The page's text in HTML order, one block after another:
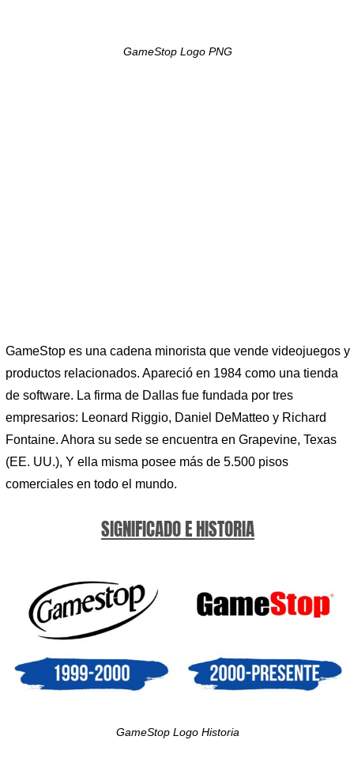
GameStop Logo PNG
GameStop es una cadena minorista que vende videojuegos y
productos relacionados. Apareció en 1984 como una tienda
de software. La firma de Dallas fue fundada por tres
empresarios: Leonard Riggio, Daniel DeMatteo y Richard
Fontaine. Ahora su sede se encuentra en Grapevine, Texas
(EE. UU.), Y ella misma posee más de 5.500 pisos
comerciales en todo el mundo.
SIGNIFICADO E HISTORIA
GameStop Logo Historia